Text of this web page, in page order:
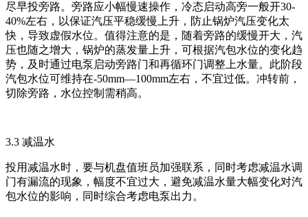
尽早投旁路。旁路应小幅慢速操作，冷态启动高旁一般开30-
40%左右，以保证汽压平稳缓慢上升，防止锅炉汽压变化太
快，导致虚假水位。值得注意的是，随着旁路的缓慢开大，汽
压也随之增大，锅炉的蒸发量上升，可根据汽包水位的变化趋
势，及时通过电泵启动旁路门和再循环门调整上水量。此阶段
汽包水位可维持在-50mm—100mm左右，不宜过低。冲转前，
切除旁路，水位控制需稍高。
3.3 减温水
投用减温水时，要与机盘值班员加强联系，同时考虑减温水调
门有漏流的现象，幅度不宜过大，避免减温水量大幅变化对汽
包水位的影响，同时综合考虑电泵出力。